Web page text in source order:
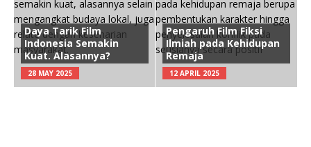
Daya Tarik Film
Indonesia Semakin
Kuat. Alasannya?
28 MAY 2025
Pengaruh Film Fiksi
Ilmiah pada Kehidupan
Remaja
12 APRIL 2025